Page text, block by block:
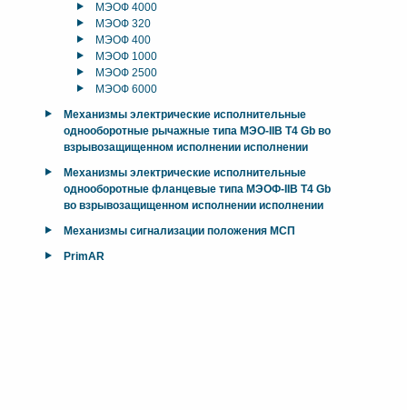
МЭОФ 4000
МЭОФ 320
МЭОФ 400
МЭОФ 1000
МЭОФ 2500
МЭОФ 6000
Механизмы электрические исполнительные
однооборотные рычажные типа МЭО-IIB T4 Gb во
взрывозащищенном исполнении исполнении
Механизмы электрические исполнительные
однооборотные фланцевые типа МЭОФ-IIB T4 Gb
во взрывозащищенном исполнении исполнении
Механизмы сигнализации положения МСП
PrimAR